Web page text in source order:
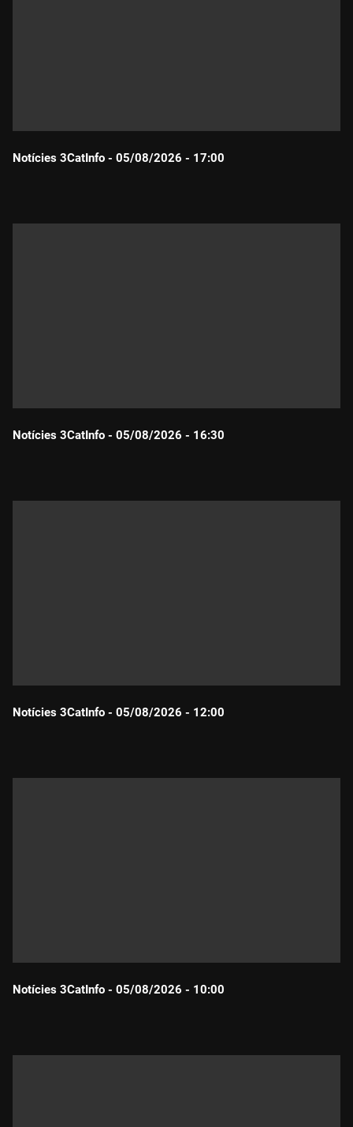
Notícies 3CatInfo - 05/08/2026 - 17:00
Notícies 3CatInfo - 05/08/2026 - 16:30
Notícies 3CatInfo - 05/08/2026 - 12:00
Notícies 3CatInfo - 05/08/2026 - 10:00